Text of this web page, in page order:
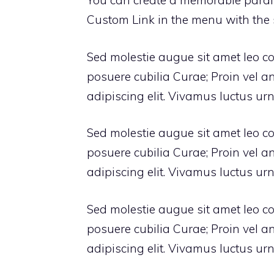
Custom Link in the menu with
Sed molestie augue sit amet leo
posuere cubilia Curae; Proin vel
adipiscing elit. Vivamus luctus
Sed molestie augue sit amet leo
posuere cubilia Curae; Proin vel
adipiscing elit. Vivamus luctus
Sed molestie augue sit amet leo
posuere cubilia Curae; Proin vel
adipiscing elit. Vivamus luctus